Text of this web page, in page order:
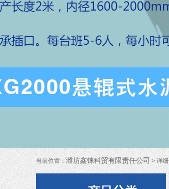
当前位置：潍坊鑫铼科贸有限责任公司 > 详